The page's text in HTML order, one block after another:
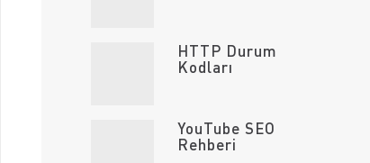
HTTP Durum
Kodları
YouTube SEO
Rehberi